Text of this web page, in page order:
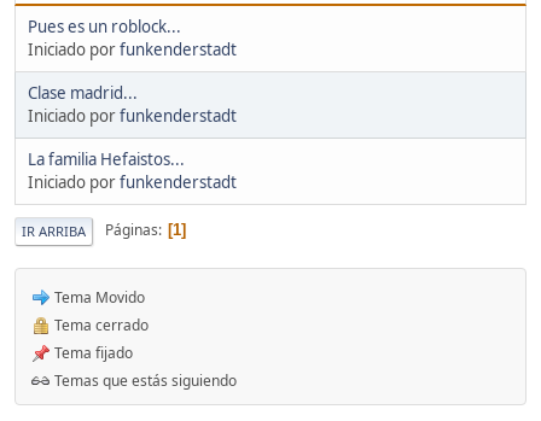
Pues es un roblock...
Iniciado porfunkenderstadt
Clase madrid...
Iniciado porfunkenderstadt
La familia Hefaistos...
Iniciado porfunkenderstadt
IR ARRIBA Páginas 1
Tema Movido
Tema cerrado
Tema fijado
Temas que estás siguiendo